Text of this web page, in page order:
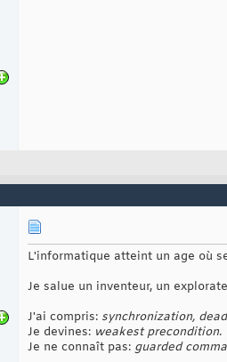
L'informatique atteint un age où
Je salue un inventeur, un
J'ai compris: synchronization,
Je devines: weakest precondition.
Je ne connaît pas: guarded